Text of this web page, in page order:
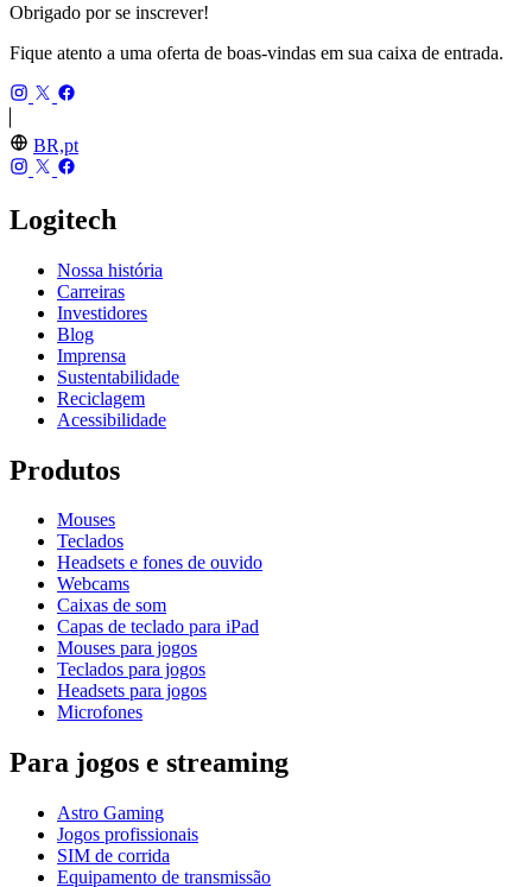
Obrigado por se inscrever!
Fique atento a uma oferta de boas-vindas em sua caixa de entrada.
BR,pt
Logitech
Nossa história
Carreiras
Investidores
Blog
Imprensa
Sustentabilidade
Reciclagem
Acessibilidade
Produtos
Mouses
Teclados
Headsets e fones de ouvido
Webcams
Caixas de som
Capas de teclado para iPad
Mouses para jogos
Teclados para jogos
Headsets para jogos
Microfones
Para jogos e streaming
Astro Gaming
Jogos profissionais
SIM de corrida
Equipamento de transmissão